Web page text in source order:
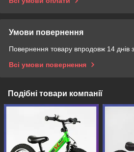
Умови повернення
Повернення товару впродовж 14 днів
Всі умови повернення
Подібні товари компанії